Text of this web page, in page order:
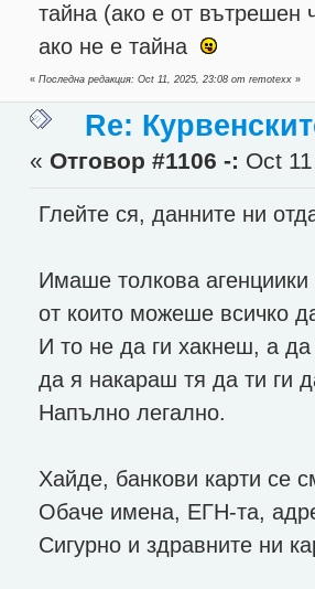
тайна (ако е от вътрешен
ако не е тайна
«Последна редакция: Oct 11, 2025, 23:08 от remotexx »
Re:
« Отговор #1106 -: Oct
Глейте ся, данните ни
Имаше толкова агенциики
от които можеше всичко
И то не да ги хакнеш, а
да я накараш тя да ти ги
Напълно легално.
Хайде, банкови карти се
Обаче имена, ЕГН-та,
Сигурно и здравните ни